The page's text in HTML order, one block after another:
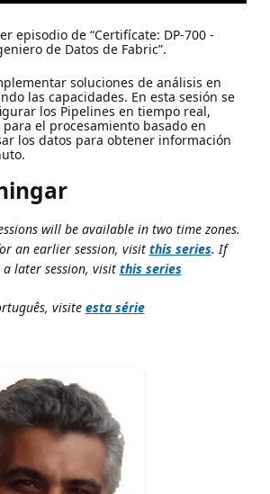
episodio de “Certifícate: DP-700 -
de Datos de Fabric”.
soluciones de análisis en
las capacidades. En esta sesión se
los Pipelines en tiempo real,
el procesamiento basado en
los datos para obtener información
will be available in two time zones.
an earlier session, visit this series. If
later session, visit this series
visite esta série